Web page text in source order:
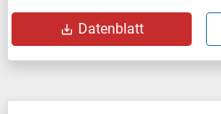
Datenblatt